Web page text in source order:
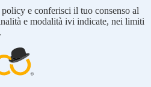
e conferisci il tuo consenso al
e modalità ivi indicate, nei limiti